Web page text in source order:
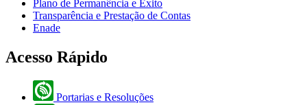
Plano de Permanência e Êxito
Transparência e Prestação de Contas
Enade
Acesso Rápido
Portarias e Resoluções